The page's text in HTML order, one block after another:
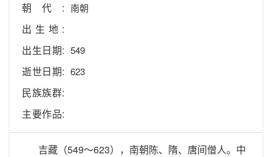
朝代: 南朝
出生地:
出生日期: 549
逝世日期: 623
民族族群:
主要作品:
吉藏（549～623），南朝陈、隋、唐间僧人。中